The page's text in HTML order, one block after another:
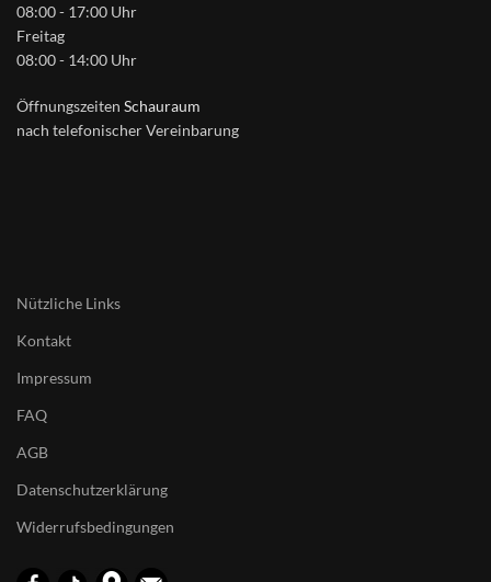
08:00 - 17:00 Uhr
Freitag
08:00 - 14:00 Uhr
Öffnungszeiten Schauraum
nach telefonischer Vereinbarung
Nützliche Links
Kontakt
Impressum
FAQ
AGB
Datenschutzerklärung
Widerrufsbedingungen